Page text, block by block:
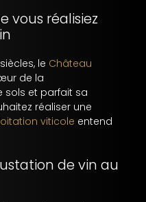
vous réalisiez
le Château
de la
sols et parfait sa
réaliser une
viticole entend
de vin au